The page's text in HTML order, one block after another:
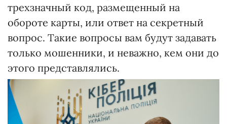
трехзначный код, размещенный на
обороте карты, или ответ на секретный
вопрос. Такие вопросы вам будут задавать
только мошенники, и неважно, кем они до
этого представлялись.